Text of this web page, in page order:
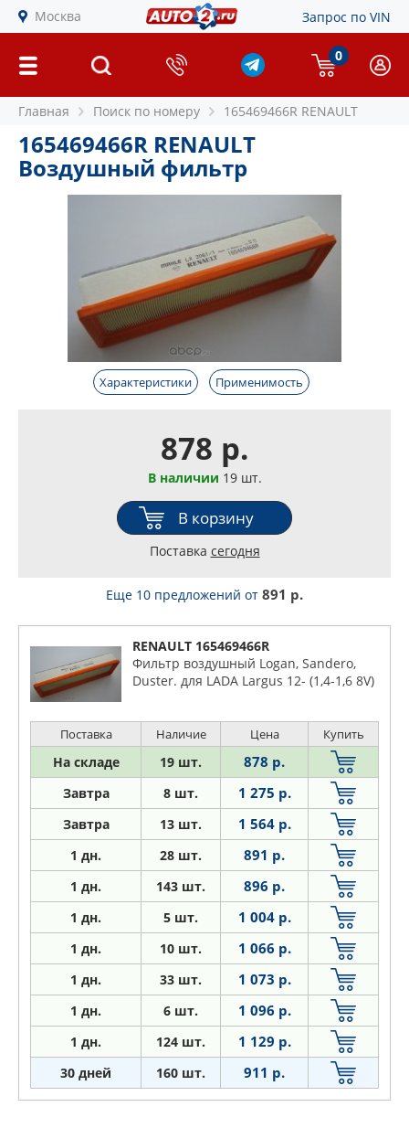
Москва Запрос по VIN
0
Главная Поиск по номеру 165469466R RENAULT
165469466R RENAULT
Воздушный фильтр
Характеристики Применимость
878 р.
В наличии 19 шт.
В корзину
Поставка сегодня
Еще 10 предложений от 891 р.
RENAULT 165469466R
Фильтр воздушный Logan, Sandero,
Duster. для LADA Largus 12- (1,4-1,6 8V)
Поставка Наличие Цена Купить
На складе 19 шт. 878 р.
Завтра 8 шт. 1 275 р.
Завтра 13 шт. 1 564 р.
1 дн. 28 шт. 891 р.
1 дн. 143 шт. 896 р.
1 дн. 5 шт. 1 004 р.
1 дн. 10 шт. 1 066 р.
1 дн. 33 шт. 1 073 р.
1 дн. 6 шт. 1 096 р.
1 дн. 124 шт. 1 129 р.
30 дней 160 шт. 911 р.